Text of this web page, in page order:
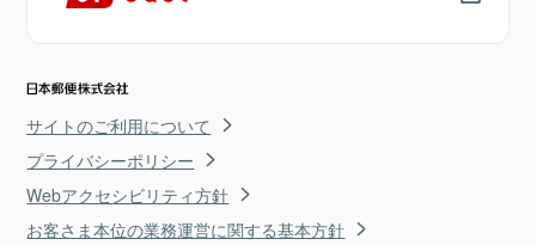
サイトのご利用について
プライバシーポリシー
Webアクセシビリティ方針
お客さま本位の業務運営に関する基本方針